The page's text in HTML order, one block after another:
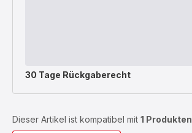
30 Tage Rückgaberecht
Dieser Artikel ist kompatibel mit 1 Produkten